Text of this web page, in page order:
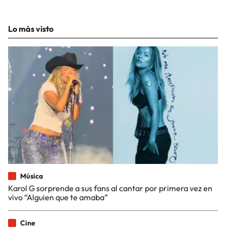
Lo más visto
Música
Karol G sorprende a sus fans al cantar por primera vez en
vivo “Alguien que te amaba”
Cine